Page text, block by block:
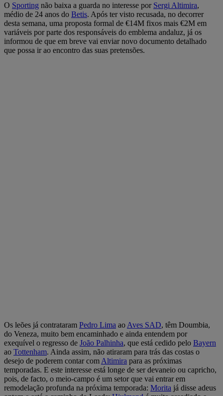
O Sporting não baixa a guarda no interesse por Sergi Altimira,
médio de 24 anos do Betis. Após ter visto recusada, no decorrer
desta semana, uma proposta formal de €14M fixos mais €2M em
variáveis por parte dos responsáveis do emblema andaluz, já os
informou de que em breve vai enviar novo documento detalhado
que possa ir ao encontro das suas pretensões.
Os leões já contrataram Pedro Lima ao Aves SAD, têm Doumbia,
do Veneza, muito bem encaminhado e ainda entendem por
exequível o regresso de João Palhinha, que está cedido pelo Bayern
ao Tottenham. Ainda assim, não atiraram para trás das costas o
desejo de poderem contar com Altimira para as próximas
temporadas. E este interesse está longe de ser devaneio ou capricho,
pois, de facto, o meio-campo é um setor que vai entrar em
remodelação profunda na próxima temporada: Morita já disse adeus